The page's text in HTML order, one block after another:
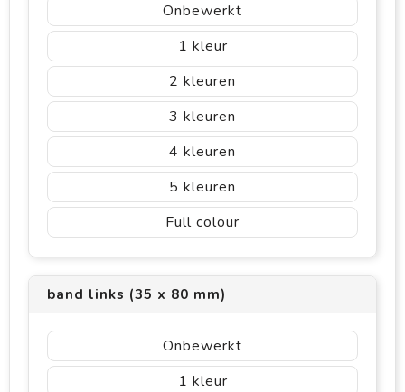
Onbewerkt
1
2
3
4
5
Full colour
band links (35 x 80 mm)
Onbewerkt
1